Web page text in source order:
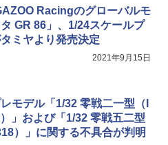
NINE BALL SAS NEO 14mm逆
京マルイ MP7A1 電動/GBB両用
ガス AEG サイレンサーアタッ
ト CCW スチール ドレスアップ
ーター ワイヤレス 双葉電子工
ーン ラジコン飛行機 練習 初心者
BLINDBOX ディズニー プリン
the Run シリーズ ブラインドボ
フィギュア ガチャガチャ コレク
機動新世紀ガンダムX ガンダムエ
ター 1/144スケール 色分け済みプ
ップコートスプレー つや消し 8
ー用仕上材 B603
Racingのグローバルモ
GR 86」、1/24スケールプ
ミヤより発売決定
2021年9月15日
モデル「1/32 零戦二一型（I
」および「1/32 零戦五二型
）」に関する不具合が判明